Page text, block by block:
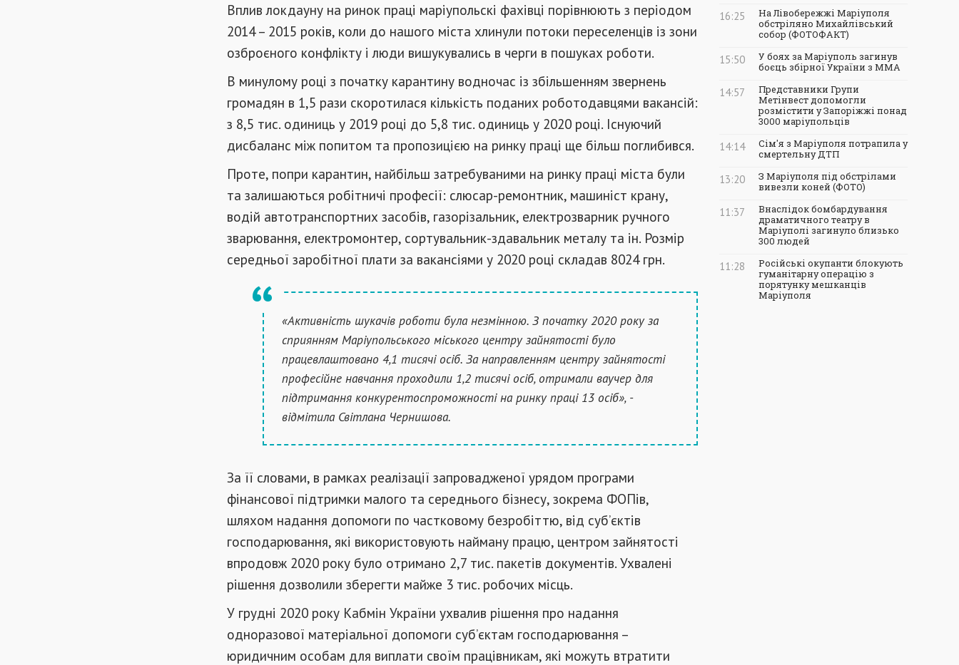
Вплив локдауну на ринок праці маріупольскі фахівці порівнюють з періодом
2014 – 2015 років, коли до нашого міста хлинули потоки переселенців із зони
озброєного конфлікту і люди вишукувались в черги в пошуках роботи.
В минулому році з початку карантину водночас із збільшенням звернень
громадян в 1,5 рази скоротилася кількість поданих роботодавцями вакансій:
з 8,5 тис. одиниць у 2019 році до 5,8 тис. одиниць у 2020 році. Існуючий
дисбаланс між попитом та пропозицією на ринку праці ще більш поглибився.
Проте, попри карантин, найбільш затребуваними на ринку праці міста були
та залишаються робітничі професії: слюсар-ремонтник, машиніст крану,
водій автотранспортних засобів, газорізальник, електрозварник ручного
зварювання, електромонтер, сортувальник-здавальник металу та ін. Розмір
середньої заробітної плати за вакансіями у 2020 році складав 8024 грн.
«Активність шукачів роботи була незмінною. З початку 2020 року за
сприянням Маріупольського міського центру зайнятості було
працевлаштовано 4,1 тисячі осіб. За направленням центру зайнятості
професійне навчання проходили 1,2 тисячі осіб, отримали ваучер для
підтримання конкурентоспроможності на ринку праці 13 осіб», -
відмітила Світлана Чернишова.
За її словами, в рамках реалізації запровадженої урядом програми
фінансової підтримки малого та середнього бізнесу, зокрема ФОПів,
шляхом надання допомоги по частковому безробіттю, від суб’єктів
господарювання, які використовують найману працю, центром зайнятості
впродовж 2020 року було отримано 2,7 тис. пакетів документів. Ухвалені
рішення дозволили зберегти майже 3 тис. робочих місць.
У грудні 2020 року Кабмін України ухвалив рішення про надання
одноразової матеріальної допомоги суб’єктам господарювання –
юридичним особам для виплати своїм працівникам, які можуть втратити
16:25
На Лівобережжі Маріуполя
обстріляно Михайлівський
собор (ФОТОФАКТ)
15:50
У боях за Маріуполь загинув
боєць збірної України з ММА
14:57
Представники Групи
Метінвест допомогли
розмістити у Запоріжжі понад
3000 маріупольців
14:14
Сім'я з Маріуполя потрапила у
смертельну ДТП
13:20
З Маріуполя під обстрілами
вивезли коней (ФОТО)
11:37
Внаслідок бомбардування
драматичного театру в
Маріуполі загинуло близько
300 людей
11:28
Російські окупанти блокують
гуманітарну операцію з
порятунку мешканців
Маріуполя